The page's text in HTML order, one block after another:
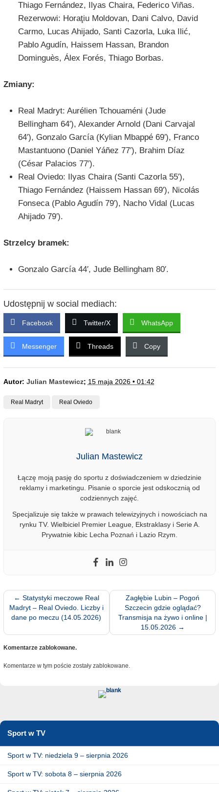
Thiago Fernández, Ilyas Chaira, Federico Viñas.
Rezerwowi: Horaţiu Moldovan, Dani Calvo, David
Carmo, Lucas Ahijado, Santi Cazorla, Luka Ilić,
Pablo Agudín, Haissem Hassan, Brandon
Dominguès, Álex Forés, Thiago Borbas.
Zmiany:
Real Madryt: Aurélien Tchouaméni (Jude
Bellingham 64′), Alexander Arnold (Dani Carvajal
64′), Gonzalo García (Kylian Mbappé 69′), Franco
Mastantuono (Daniel Yáñez 77′), Brahim Díaz
(César Palacios 77′).
Real Oviedo: Ilyas Chaira (Santi Cazorla 55′),
Thiago Fernández (Haissem Hassan 69′), Nicolás
Fonseca (Pablo Agudín 79′), Nacho Vidal (Lucas
Ahijado 79′).
Strzelcy bramek:
Gonzalo García 44′, Jude Bellingham 80′.
Udostępnij w social mediach:
Facebook Twitter/X WhatsApp
Messenger Threads Copy
Autor: Julian Mastewicz; 15 maja 2026 • 01:42
Real Madryt Real Oviedo
Julian Mastewicz
Łączę moją pasję do sportu z doświadczeniem w dziedzinie
reklamy i marketingu. Pisanie o sporcie jest odskocznią od
codziennych zajęć.
Specjalizuje się także w prawach telewizyjnych i nowościach na
rynku TV. Wielbiciel Premier League, Ekstraklasy i Serie A.
Prywatnie kibic Lecha Poznań i Lazio Rzym.
← Statystyki meczowe Real
Madryt – Real Oviedo. Liczby i
dane po meczu (14.05.2026)
Zagłębie Lubin – Pogoń
Szczecin gdzie oglądać?
Transmisja na żywo i online |
15.05.2026 →
Komentarze zablokowane.
Komentarze w tym poście zostały zablokowane.
Sport w TV
Sport w TV: niedziela 9 – sierpnia 2026
Sport w TV: sobota 8 – sierpnia 2026